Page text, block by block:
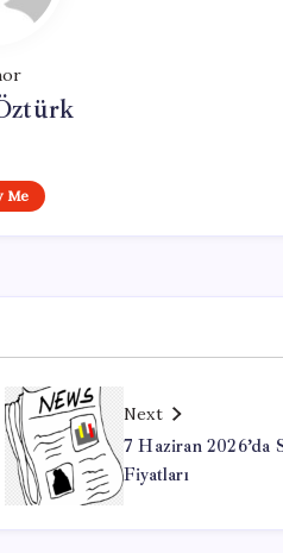
Me
Next
7 Haziran 2026’da
Fiyatları